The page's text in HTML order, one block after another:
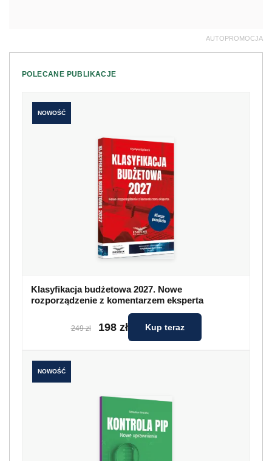
AUTOPROMOCJA
POLECANE PUBLIKACJE
NOWOŚĆ
Klasyfikacja budżetowa 2027. Nowe
rozporządzenie z komentarzem eksperta
249 zł 198 zł Kup teraz
NOWOŚĆ